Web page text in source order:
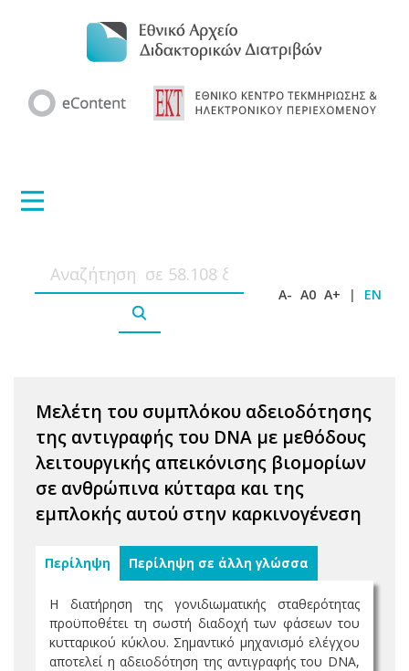
A- A0 A+ | EN
Μελέτη του συμπλόκου αδειοδότησης
της αντιγραφής του DNA με μεθόδους
λειτουργικής απεικόνισης βιομορίων
σε ανθρώπινα κύτταρα και της
εμπλοκής αυτού στην καρκινογένεση
Περίληψη Περίληψη σε άλλη γλώσσα
Η διατήρηση της γονιδιωματικής σταθερότητας
προϋποθέτει τη σωστή διαδοχή των φάσεων του
κυτταρικού κύκλου. Σημαντικό μηχανισμό ελέγχου
αποτελεί η αδειοδότηση της αντιγραφής του DNA,